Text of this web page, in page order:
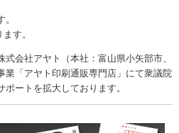
す。
会社アヤト（本社：富山県小矢部市、
業「アヤト印刷通販専門店」にて衆議院
ートを拡大しております。